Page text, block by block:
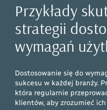
Przykłady
strategii
wymagań
Dostosowanie się do
sukcesu w każdej branży.
która regularnie
klientów, aby zrozumieć